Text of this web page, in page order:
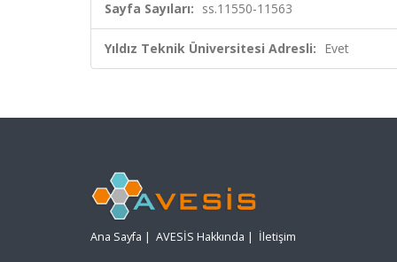
Sayfa Sayıları: ss.11550-11563
Yıldız Teknik Üniversitesi Adresli: Evet
Ana Sayfa | AVESİS Hakkında | İletişim